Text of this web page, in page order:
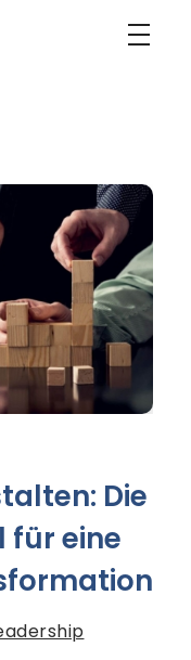
Die
für eine